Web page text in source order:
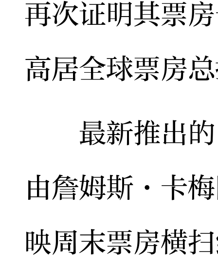
再次证明其票
高居全球票房
最新推出的
由詹姆斯·卡
映周末票房横